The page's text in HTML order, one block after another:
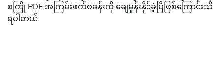
စကြို PDF အကြမ်းဖက်စခန်းကို ချေမှုန်းနိုင်ခဲ့ပြီဖြစ်ကြောင်းသိ
ရပါတယ်